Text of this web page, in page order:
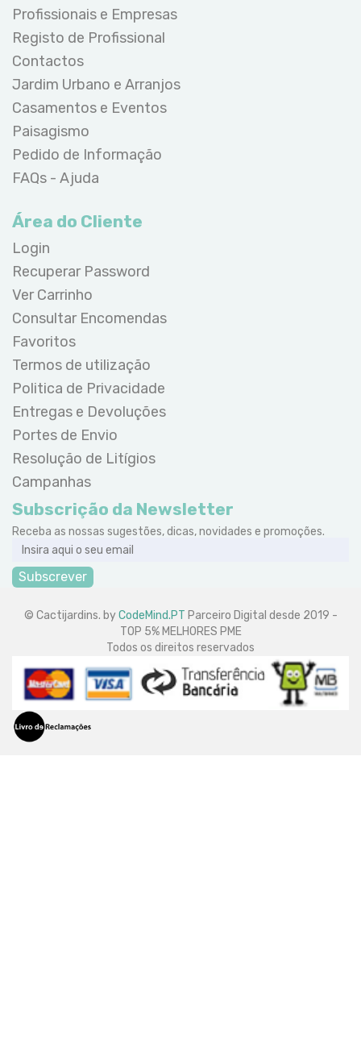
Profissionais e Empresas
Registo de Profissional
Contactos
Jardim Urbano e Arranjos
Casamentos e Eventos
Paisagismo
Pedido de Informação
FAQs - Ajuda
Área do Cliente
Login
Recuperar Password
Ver Carrinho
Consultar Encomendas
Favoritos
Termos de utilização
Politica de Privacidade
Entregas e Devoluções
Portes de Envio
Resolução de Litígios
Campanhas
Subscrição da Newsletter
Receba as nossas sugestões, dicas, novidades e promoções.
Subscrever
© Cactijardins. byCodeMind.PT Parceiro Digital desde 2019 -
TOP 5% MELHORES PME
Todos os direitos reservados